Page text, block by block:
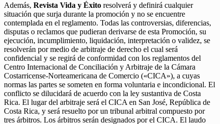
Además, Revista Vida y Éxito resolverá y definirá cualquier
situación que surja durante la promoción y no se encuentre
contemplada en el reglamento. Todas las controversias, diferencias,
disputas o reclamos que pudieran derivarse de esta Promoción, su
ejecución, incumplimiento, liquidación, interpretación o validez, se
resolverán por medio de arbitraje de derecho el cual será
confidencial y se regirá de conformidad con los reglamentos del
Centro Internacional de Conciliación y Arbitraje de la Cámara
Costarricense-Norteamericana de Comercio («CICA»), a cuyas
normas las partes se someten en forma voluntaria e incondicional. El
conflicto se dilucidará de acuerdo con la ley sustantiva de Costa
Rica. El lugar del arbitraje será el CICA en San José, República de
Costa Rica, y será resuelto por un tribunal arbitral compuesto por
tres árbitros. Los árbitros serán designados por el CICA. El laudo